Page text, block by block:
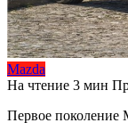
Mazda
На чтение 3 мин
Первое поколение